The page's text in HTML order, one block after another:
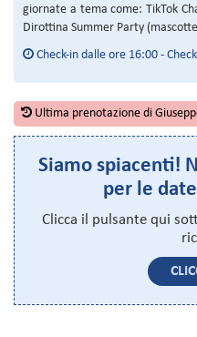
giornate a tema come: TikTok
Dirottina Summer Party
Check-in dalle ore 16:00 -
Ultima prenotazione di
Siamo spiacenti!
per le
Clicca il pulsante qui